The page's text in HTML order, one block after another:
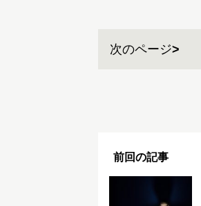
次のページ
前回の記事